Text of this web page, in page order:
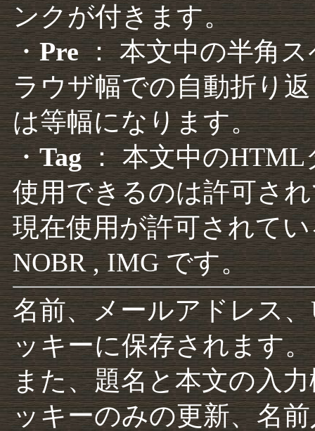
ンクが付きます。
・Pre： 本文中の半角
ラウザ幅での自動折り
は等幅になります。
・Tag： 本文中のHTML
使用できるのは許可さ
現在使用が許可されて
NOBR , IMG です。
名前、メールアドレス
ッキーに保存されます。
また、題名と本文の入
ッキーのみの更新、名